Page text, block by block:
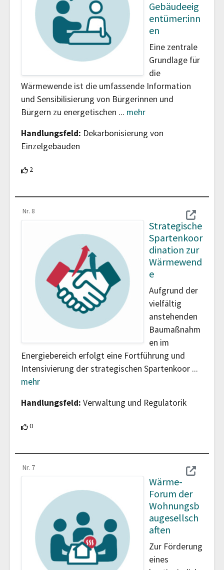
Gebäudeeig
entümer:inn
en
Eine zentrale
Grundlage für
die
Wärmewende ist die umfassende Information
und Sensibilisierung von Bürgerinnen und
Bürgern zu energetischen ... mehr
Handlungsfeld: Dekarbonisierung von
Einzelgebäuden
2
Nr. 8
Strategische
Spartenkoor
dination zur
Wärmewend
e
Aufgrund der
vielfältig
anstehenden
Baumaßnahm
en im
Energiebereich erfolgt eine Fortführung und
Intensivierung der strategischen Spartenkoor ...
mehr
Handlungsfeld: Verwaltung und Regulatorik
00 Teilnehmende unterstützen diesen Beitrag
Nr. 7
Wärme-
Forum der
Wohnungsb
augesellsch
aften
Zur Förderung
eines